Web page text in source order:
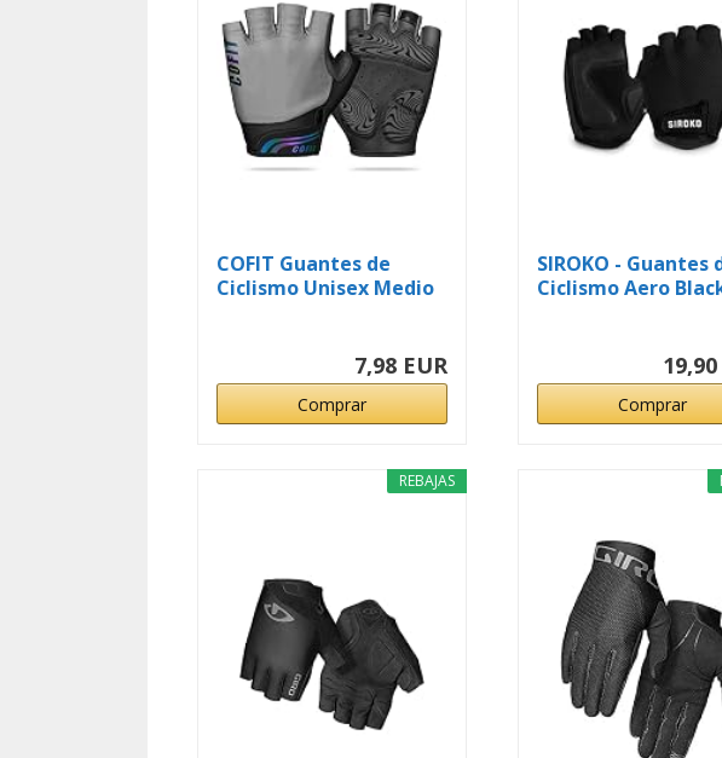
COFIT Guantes de
Ciclismo Unisex Medio
7,98 EUR
Comprar
SIROKO - Guantes
Ciclismo Aero
Comprar
REBAJAS